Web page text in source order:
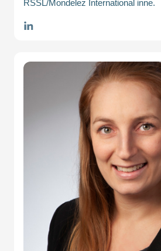
RSSL/Mondelez International inne.